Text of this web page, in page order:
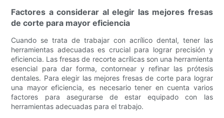
Factores a considerar al elegir las mejores fresas
de corte para mayor eficiencia
Cuando se trata de trabajar con acrílico dental, tener las
herramientas adecuadas es crucial para lograr precisión y
eficiencia. Las fresas de recorte acrílicas son una herramienta
esencial para dar forma, contornear y refinar las prótesis
dentales. Para elegir las mejores fresas de corte para lograr
una mayor eficiencia, es necesario tener en cuenta varios
factores para asegurarse de estar equipado con las
herramientas adecuadas para el trabajo.